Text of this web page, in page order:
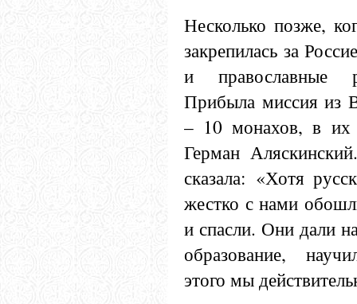
Несколько позже,
закрепилась за
и православные
Прибыла миссия из
– 10 монахов, в их
Герман
сказала: «Хотя
жестко с нами
и спасли. Они дали
образование,
этого мы